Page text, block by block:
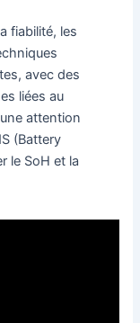
fiabilité, les
avec des
liées au
attention
(Battery
le SoH et la